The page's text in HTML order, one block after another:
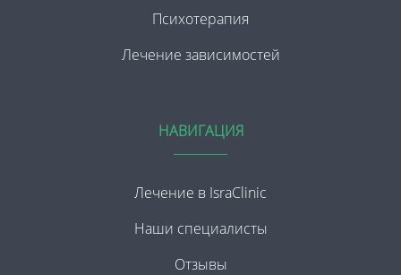
Психотерапия
Лечение зависимостей
НАВИГАЦИЯ
Лечение в IsraClinic
Наши специалисты
Отзывы